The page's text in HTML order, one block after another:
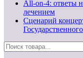
All-on-4: ответы
лечением
Сценарий